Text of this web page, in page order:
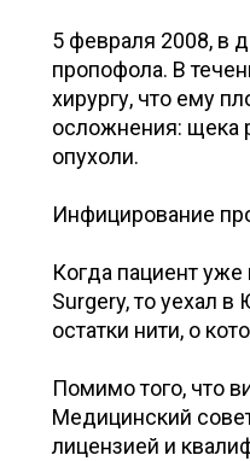
5 февраля 2008, в
пропофола. В
хирургу, что ему
осложнения: щека
опухоли.
Инфицирование
Когда пациент
Surgery, то уехал
остатки нити, о
Помимо того, что
Медицинский
лицензией и